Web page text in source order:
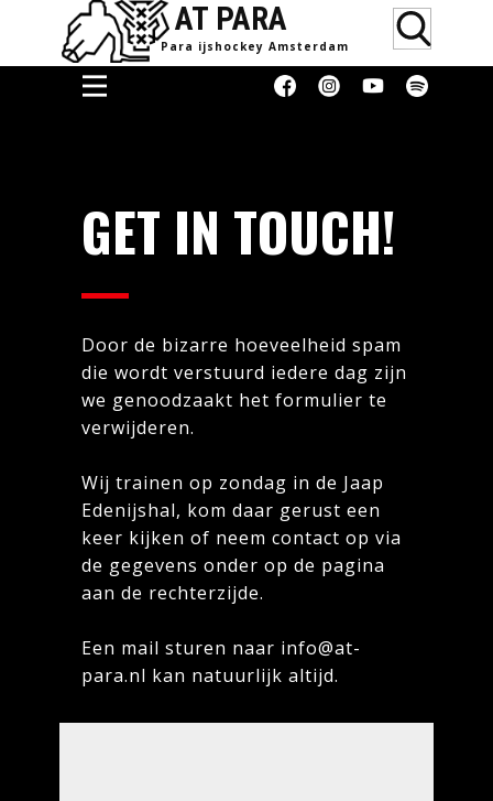
AT PARA
Para ijsho​ckey Amsterdam
Media &
Erkenning
Over
Blog
Donaties
GET IN TOUCH!
Door de bizarre hoeveelheid spam
die wordt verstuurd iedere dag zijn
we genoodzaakt het formulier te
verwijderen.
Wij trainen op zondag in de Jaap
Edenijshal, kom daar gerust een
keer kijken of neem contact op via
de gegevens onder op de pagina
aan de rechterzijde.
Een mail sturen naar info@at-
para.nl kan natuurlijk altijd.